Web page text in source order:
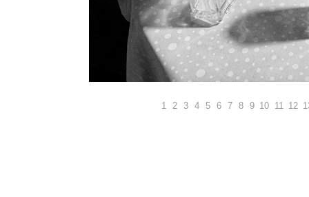
1 2 3 4 5 6 7 8 9 10 11 12